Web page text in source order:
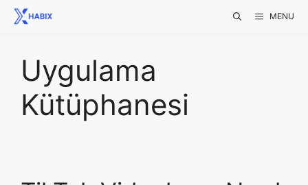
Skip
MENU
Uygulama
Kütüphanesi